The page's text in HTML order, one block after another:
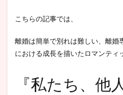
こちらの記事では、
離婚は簡単で別れは難しい、離婚
における成長を描いたロマンティ
『私たち、他